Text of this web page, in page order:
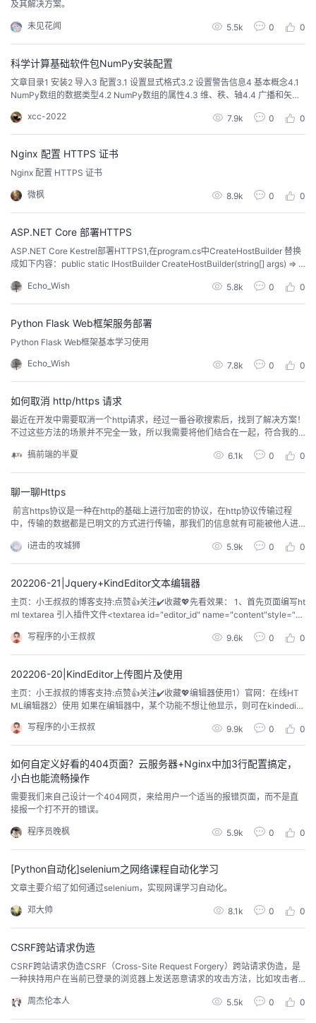
及其解决方案。
未见花闻 5.5k 0 0
科学计算基础软件包NumPy安装配置
文章目录1 安装2 导入3 配置3.1 设置显式格式3.2 设置警告信息4 基本概念4.1
NumPy数组的数据类型4.2 NumPy数组的属性4.3 维、秩、轴4.4 广播和矢量
ython本身， 因此NumPy的安装非常简单，可以使用pip、conda、macOS和L
inux上的包管理器来安装，还可以从源代...
xcc-2022 7.9k 0 0
Nginx 配置 HTTPS 证书
Nginx 配置 HTTPS 证书
微枫 8.9k 0 0
ASP.NET Core 部署HTTPS
ASP.NET Core Kestrel部署HTTPS1,在program.cs中CreateHostBuilder 替换
成如下内容：public static IHostBuilder CreateHostBuilder(string[] args) => H
Echo_Wish
5.8k 0 0
Python Flask Web框架服务部署
Python Flask Web框架基本学习使用
Echo_Wish 7.8k 0 0
如何取消 http/https 请求
最近在开发中需要取消一个http请求，经过一番谷歌搜索后，找到了解决方案！
不过这些方法的场景并不完全一致，所以我需要将他们结合在一起，符合我的
求的，例如当我尝试将用户的输入发送到后台是，我就需要考虑取消请求！详
细的场景：当前的平台是需要用户注册，注册需要用户输入用户名，而这些用
搞前端的半夏 6.1k 0 0
聊一聊Https
​ 前言https协议是一种在http的基础上进行加密的协议，在http协议传输过程
中，传输的数据都是已明文的方式进行传输，那我们的信息就有可能被他人进
你就无了），所以为了防止这种情况，来了解了解https协议还是很有必要的​编
辑提示：以下是本篇文章正文内容，下面案例可供参考一、https是什么？https
协议是在http的...
i进击的攻城狮 5.9k 0 0
202206-21|Jquery+KindEditor文本编辑器
主页：小王叔叔的博客支持:点赞👍关注✔️收藏💖先看效果： 1、首先页面编写ht
ml textarea 引入插件文件<textarea id="editor_id" name="content"style="wi
插件 --> <script charse...
写程序的小王叔叔 9.6k 0 0
202206-20|KindEditor上传图片及使用
主页：小王叔叔的博客支持:点赞👍关注✔️收藏💖编辑器使用1）官网：在线HT
ML编辑器2）使用 如果在编辑器中，某个功能不想让他显示，则可在kindedito
浏览器中，用F12找相应功能的data-name）即可 参考文档：https://blog.c
sdn.net/qq...
写程序的小王叔叔 9.9k 0 0
如何自定义好看的404页面？云服务器+Nginx中加3行配置搞定，
小白也能流畅操作
需要我们来自己设计一个404网页，来给用户一个适当的报错页面，而不是直
接报一个打不开的错误。
程序员晚枫 5.9k 0 0
[Python自动化]selenium之网络课程自动化学习
文章主要介绍了如何通过selenium，实现网课学习自动化。
邓大帅 8.1k 0 0
CSRF跨站请求伪造
CSRF跨站请求伪造CSRF（Cross-Site Request Forgery）跨站请求伪造，是
一种挟持用户在当前已登录的浏览器上发送恶意请求的攻击方法，比如攻击者
行恶意请求。由于客户端已经在该网站认证过，所以该网站会认为是用户在操
作二执行恶意请求。CSRF的根源在于浏览器默认的身份验证机制（自动携带当
周杰伦本人 5.5k 0 0